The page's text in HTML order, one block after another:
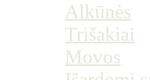
Alkūnės
Trišakiai
Movos